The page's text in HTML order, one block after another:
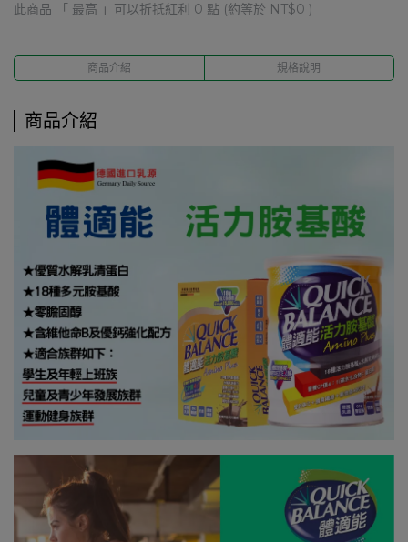
此商品 「 最高 」可以折抵紅利 0 點 (約等於 NT$0 )
商品介紹 規格說明
商品介紹